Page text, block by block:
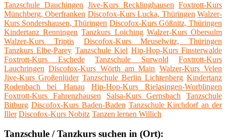
Tanzschule Dauchingen Jive-Kurs Recklinghausen Foxtrott-Kurs
Münchberg, Oberfranken Discofox-Kurs Lucka, Thüringen Walzer-
Kurs Sondershausen, Thüringen Discofox-Kurs Gößnitz, Thüringen
Kindertanz Renningen Tanzkurs Loiching Walzer-Kurs Obersulm
Walzer-Kurs Triptis
Discofox-Kurs Meuselwitz, Thüringen
Tanzkurs Elbe-Parey Tanzschule Kiel Hip-Hop-Kurs Finsterwalde
Foxtrott-Kurs Eschede
Tanzschule Surwold
Foxtrott-Kurs
Lauchringen Discofox-Kurs Wörth am Main Walzer-Kurs Velen
Jive-Kurs Großenlüder Tanzschule Berlin Lichtenberg Kindertanz
Rodenbach bei Hanau
Hip-Hop-Kurs Rielasingen-Worblingen
Foxtrott-Kurs Fahrenzhausen
Salsa-Kurs Gernsbach
Tanzschule
Bitburg Discofox-Kurs Baden-Baden Tanzschule Kirchdorf an der
Iller Discofox-Kurs Nobitz Tanzen lernen Willich
Tanzschule / Tanzkurs suchen in (Ort):